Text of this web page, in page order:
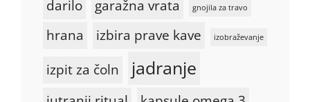
darilo garažna vrata gnojila za travo
hrana izbira prave kave izobraževanje
izpit za čoln jadranje